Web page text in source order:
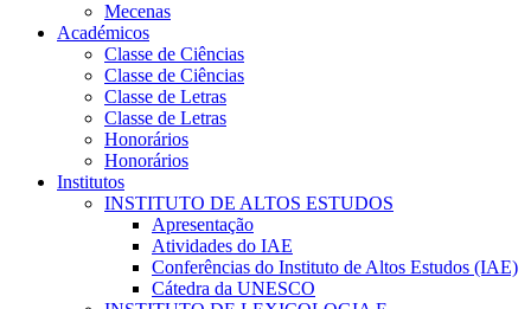
Mecenas
Académicos
Classe de Ciências
Classe de Ciências
Classe de Letras
Classe de Letras
Honorários
Honorários
Institutos
INSTITUTO DE ALTOS ESTUDOS
Apresentação
Atividades do IAE
Conferências do Instituto de Altos Estudos (IAE)
Cátedra da UNESCO